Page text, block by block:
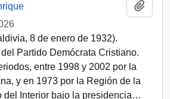
8 de enero de 1932).
Partido Demócrata Cristiano.
entre 1998 y 2002 por la
y en 1973 por la Región de la
del Interior bajo la presidencia…